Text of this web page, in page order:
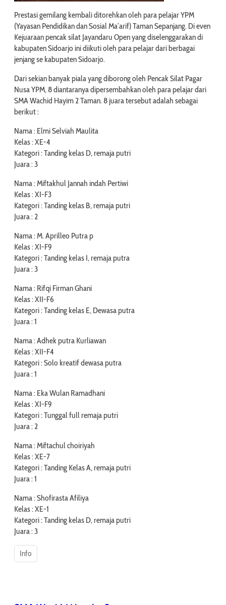
Prestasi gemilang kembali ditorehkan oleh para pelajar YPM
(Yayasan Pendidikan dan Sosial Ma’arif) Taman Sepanjang. Di even
Kejuaraan pencak silat Jayandaru Open yang diselenggarakan di
kabupaten Sidoarjo ini diikuti oleh para pelajar dari berbagai
jenjang se kabupaten Sidoarjo.
Dari sekian banyak piala yang diborong oleh Pencak Silat Pagar
Nusa YPM, 8 diantaranya dipersembahkan oleh para pelajar dari
SMA Wachid Hayim 2 Taman. 8 juara tersebut adalah sebagai
berikut :
Nama : Elmi Selviah Maulita
Kelas : XE-4
Kategori : Tanding kelas D, remaja putri
Juara : 3
Nama : Miftakhul Jannah indah Pertiwi
Kelas : XI-F3
Kategori : Tanding kelas B, remaja putri
Juara : 2
Nama : M. Aprilleo Putra p
Kelas : XI-F9
Kategori : Tanding kelas I, remaja putra
Juara : 3
Nama : Rifqi Firman Ghani
Kelas : XII-F6
Kategori : Tanding kelas E, Dewasa putra
Juara : 1
Nama : Adhek putra Kurliawan
Kelas : XII-F4
Kategori : Solo kreatif dewasa putra
Juara : 1
Nama : Eka Wulan Ramadhani
Kelas : XI-F9
Kategori : Tunggal full remaja putri
Juara : 2
Nama : Miftachul choiriyah
Kelas : XE-7
Kategori : Tanding Kelas A, remaja putri
Juara : 1
Nama : Shofirasta Afiliya
Kelas : XE-1
Kategori : Tanding kelas D, remaja putri
Juara : 3
Info